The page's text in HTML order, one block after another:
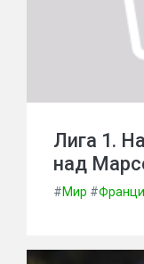
Лига 1.
над
#Мир #